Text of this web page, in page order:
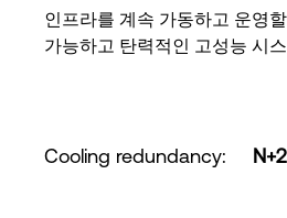
인프라를 계속 가동하고 운영
가능하고 탄력적인 고성능 시
Cooling redundancy: N+2